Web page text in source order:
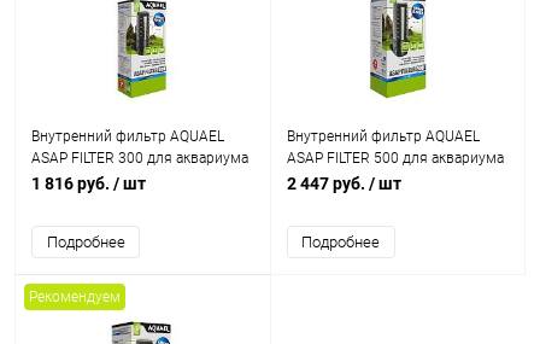
Внутренний фильтр AQUAEL
ASAP FILTER 300 для аквариума
до 100 л (300 л/ч, 4.2 Вт)
1 816 руб. / шт
Подробнее
Внутренний фильтр AQUAEL
ASAP FILTER 500 для аквариума
50 - 150 л (500 л/ч, 5 Вт)
2 447 руб. / шт
Подробнее
Рекомендуем